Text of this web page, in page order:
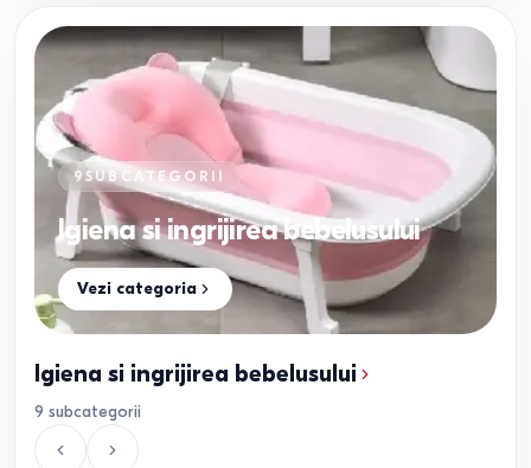
9SUBCATEGORII
Igiena si ingrijirea bebelusului
Vezi categoria
Igiena si ingrijirea bebelusului
9 subcategorii